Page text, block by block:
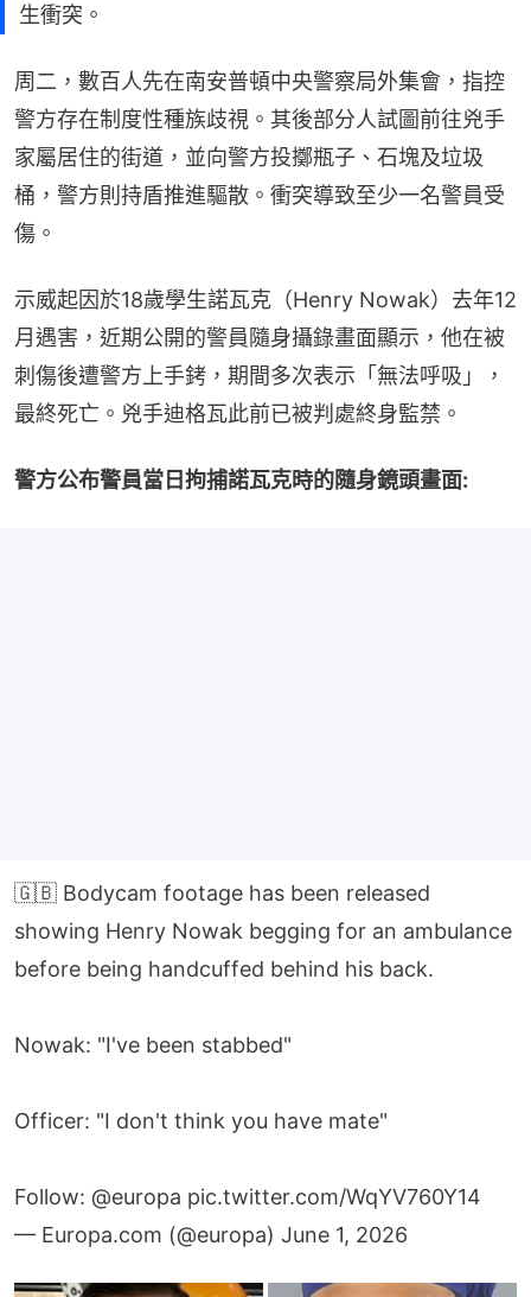
生衝突。
周二，數百人先在南安普頓中央警察局外集會，指控
警方存在制度性種族歧視。其後部分人試圖前往兇手
家屬居住的街道，並向警方投擲瓶子、石塊及垃圾
桶，警方則持盾推進驅散。衝突導致至少一名警員受
傷。
示威起因於18歲學生諾瓦克（Henry Nowak）去年12
月遇害，近期公開的警員隨身攝錄畫面顯示，他在被
刺傷後遭警方上手銬，期間多次表示「無法呼吸」，
最終死亡。兇手迪格瓦此前已被判處終身監禁。
警方公布警員當日拘捕諾瓦克時的隨身鏡頭畫面:
🇬🇧 Bodycam footage has been released
showing Henry Nowak begging for an ambulance
before being handcuffed behind his back.
Nowak: "I've been stabbed"
Officer: "I don't think you have mate"
Follow: @europa pic.twitter.com/WqYV760Y14
— Europa.com (@europa) June 1, 2026